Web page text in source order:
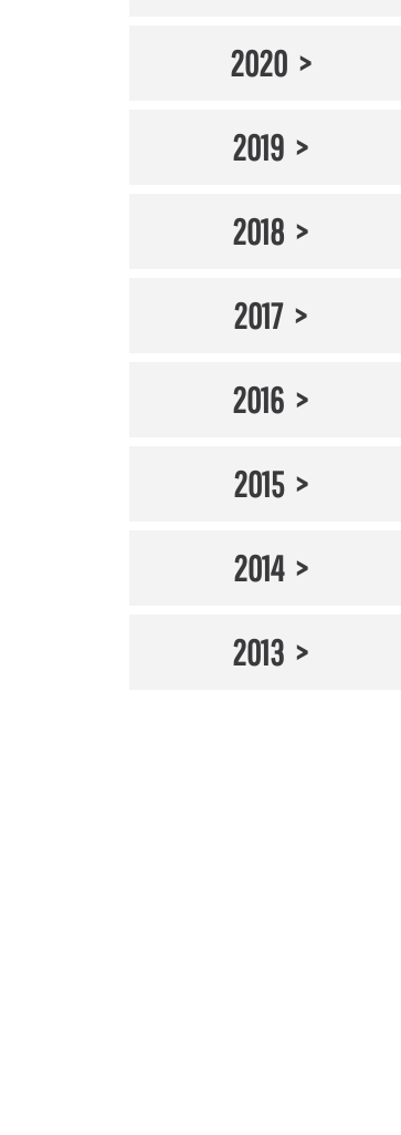
2020
2019
2018
2017
2016
2015
2014
2013